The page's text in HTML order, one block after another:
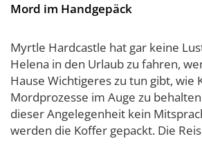
Mord im Handgepäck
Myrtle Hardcastle hat gar keine
Helena in den Urlaub zu fahren,
Hause Wichtigeres zu tun gibt, wie
Mordprozesse im Auge zu
dieser Angelegenheit kein
werden die Koffer gepackt. Die